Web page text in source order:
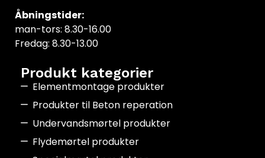
Åbningstider:
man-tors: 8.30-16.00
Fredag: 8.30-13.00
Produkt kategorier
Elementmontage produkter
Produkter til Beton reperation
Undervandsmørtel produkter
Flydemørtel produkter